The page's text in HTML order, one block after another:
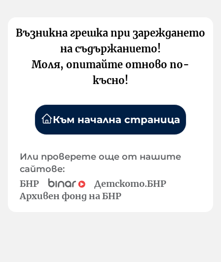
Възникна грешка при зареждането
на съдържанието!
Моля, опитайте отново по-
късно!
Към начална страница
Или проверете още от нашите
сайтове:
БНР
Детското.БНР
Архивен фонд на БНР